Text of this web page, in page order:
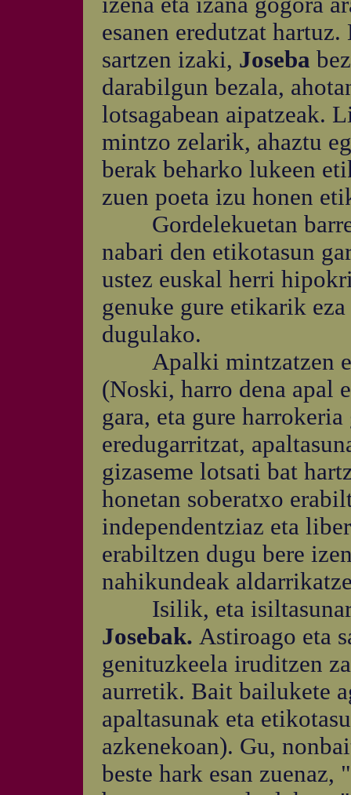
esanen eredutzat
sartzen izaki, Joseba
darabilgun bezala,
lotsagabean aipatzeak.
mintzo zelarik, ahaztu
berak beharko lukeen
zuen poeta izu honen
Gordelekuetan
nabari den etikotasun
ustez euskal herri
genuke gure etikarik
dugulako.
Apalki mintzatzen ez
(Noski, harro dena apal
gara, eta gure
eredugarritzat,
gizaseme lotsati bat
honetan soberatxo
independentziaz eta
erabiltzen dugu bere
nahikundeak
Isilik, eta isiltasunari
Josebak. Astiroago eta
genituzkeela iruditzen
aurretik. Bait bailukete
apaltasunak eta
azkenekoan). Gu,
beste hark esan zuenaz,